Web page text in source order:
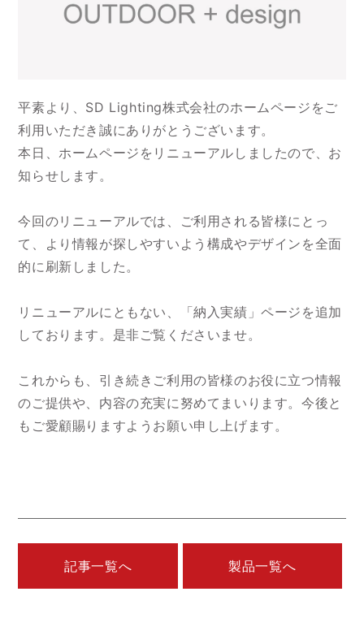
平素より、SD Lighting株式会社のホームページをご
利用いただき誠にありがとうございます。
本日、ホームページをリニューアルしましたので、お
知らせします。
今回のリニューアルでは、ご利用される皆様にとっ
て、より情報が探しやすいよう構成やデザインを全面
的に刷新しました。
リニューアルにともない、「納入実績」ページを追加
しております。是非ご覧くださいませ。
これからも、引き続きご利用の皆様のお役に立つ情報
のご提供や、内容の充実に努めてまいります。今後と
もご愛顧賜りますようお願い申し上げます。
記事一覧へ 製品一覧へ